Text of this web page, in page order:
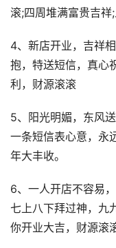
滚;四周堆满富贵吉
4、新店开业，吉祥
抱，特送短信，真心
利，财源滚滚
5、阳光明媚，东风
一条短信表心意，永
年大丰收。
6、一人开店不容易
七上八下拜过神，九
你开业大吉，财源滚